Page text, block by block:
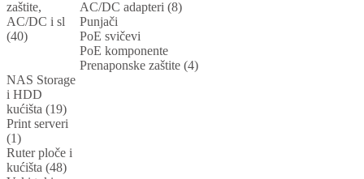
zaštite,
AC/DC i sl
(40)
AC/DC adapteri (8)
Punjači
PoE svičevi
PoE komponente
Prenaponske zaštite (4)
NAS Storage
i HDD
kućišta (19)
Print serveri
(1)
Ruter ploče i
kućišta (48)